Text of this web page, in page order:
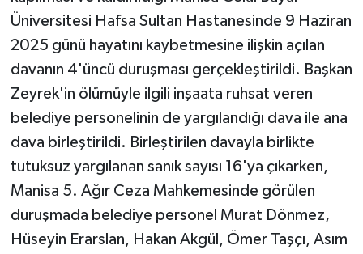
Üniversitesi Hafsa Sultan Hastanesinde 9 Haziran
2025 günü hayatını kaybetmesine ilişkin açılan
davanın 4'üncü duruşması gerçekleştirildi. Başkan
Zeyrek'in ölümüyle ilgili inşaata ruhsat veren
belediye personelinin de yargılandığı dava ile ana
dava birleştirildi. Birleştirilen davayla birlikte
tutuksuz yargılanan sanık sayısı 16'ya çıkarken,
Manisa 5. Ağır Ceza Mahkemesinde görülen
duruşmada belediye personel Murat Dönmez,
Hüseyin Erarslan, Hakan Akgül, Ömer Taşçı, Asım